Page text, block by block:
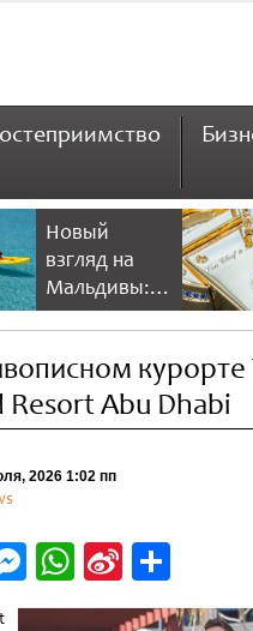
Новый
взгляд на
Мальдивы:
NH Collection
Reethi Resortкурорте
Resort Abu Dhabi
2026 1:02 пп
Messenger
WhatsApp
Sina
Weibo